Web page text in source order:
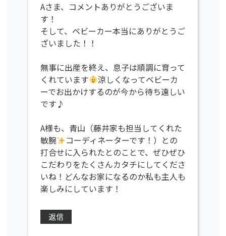
Aさま、コメントありがとうございま
す！
そして、ベビーカー本当にありがとうご
ざいました！！
無事に出産を終え、息子は順調に育って
くれています
涼しくなってベビーカ
ーでお出かけするのが今から待ち遠しい
です♪
A様も、青山（藤井家も担当してくれた
敏腕
コーディネーターです！）との
打合せに入られたとのことで、ぜひぜひ
こだわりをたくさんカタチにしてくださ
いね！どんなお家になるのか私も主人も
楽しみにしています！
返信